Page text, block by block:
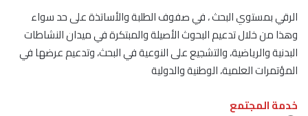
الرقي بمستوي البحث ، في صفوف الطلبة والأساتذة على حد سواء
وهذا من خلال تدعيم البحوث الأصيلة والمبتكرة في ميدان النشاطات
البدنية والرياضية، والتشجيع على النوعية في البحث، وتدعيم عرضها في
المؤتمرات العلمية، الوطنية والدولية
خدمة المجتمع